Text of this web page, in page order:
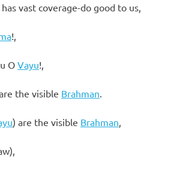
has vast coverage-do good to us,
!,
O Vayu!,
the visible Brahman
) are the visible Brahman